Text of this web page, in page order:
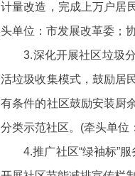
计量改造，完成上万户居
头单位：市发展改革委；
3.深化开展社区垃圾分
活垃圾收集模式，鼓励居
有条件的社区鼓励安装厨
分类示范社区。 (牵头单位
4.推广社区“绿袖标”服